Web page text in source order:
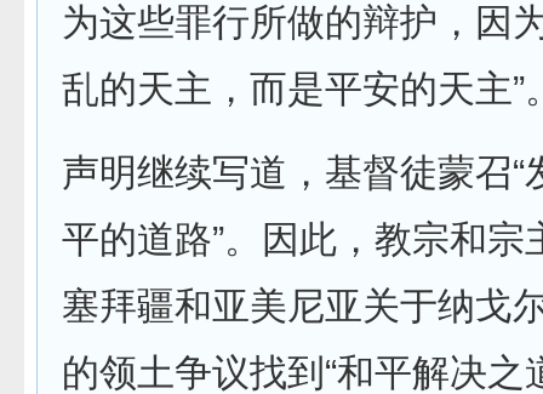
为这些罪行所做的辩护，因
乱的天主，而是平安的天主”
声明继续写道，基督徒蒙召“
平的道路”。因此，教宗和宗
塞拜疆和亚美尼亚关于纳戈
的领土争议找到“和平解决之